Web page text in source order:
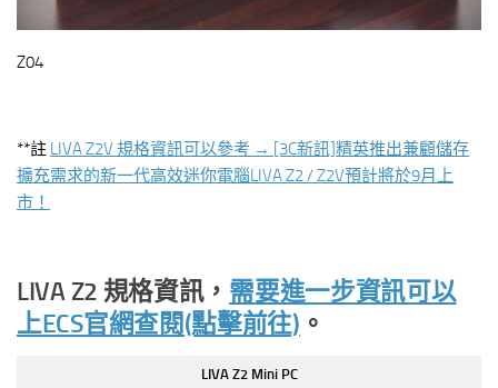
Z04
**註 LIVA Z2V 規格資訊可以參考 → [3C新訊]精英推出兼顧儲存
擴充需求的新一代高效迷你電腦LIVA Z2 / Z2V預計將於9月上
市！
LIVA Z2 規格資訊， 需要進一步資訊可以
上ECS官網查閱(點擊前往) 。
LIVA Z2 Mini PC